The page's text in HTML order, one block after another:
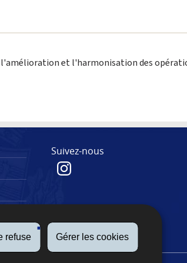
refuse Gérer les cookies
et l'harmonisation des
Suivez-nous